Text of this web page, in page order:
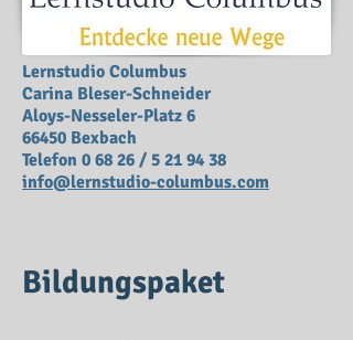
Lernstudio Columbus
Carina Bleser-Schneider
Aloys-Nesseler-Platz 6
66450 Bexbach
Telefon 0 68 26 / 5 21 94 38
info@lernstudio-columbus.com
Bildungspaket